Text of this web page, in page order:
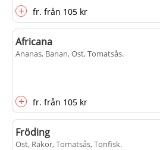
+ fr. från 105 kr
Africana
Ananas, Banan, Ost, Tomatsås.
+ fr. från 105 kr
Fröding
Ost, Räkor, Tomatsås, Tonfisk.